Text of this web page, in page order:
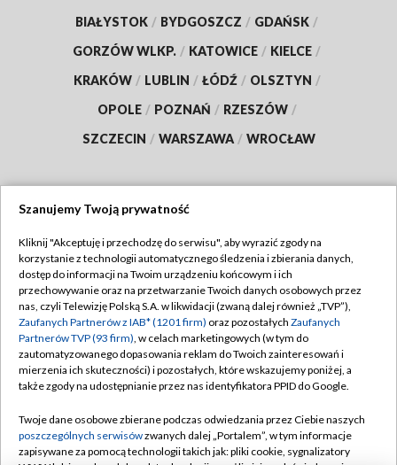
BIAŁYSTOK / BYDGOSZCZ / GDAŃSK /
GORZÓW WLKP. / KATOWICE / KIELCE /
KRAKÓW / LUBLIN / ŁÓDŹ / OLSZTYN /
OPOLE / POZNAŃ / RZESZÓW /
SZCZECIN / WARSZAWA / WROCŁAW
TVP
Abonament TVP
Emisja w TVP
Centrum informacji TVP
Naziemna Telewizja Cyfrowa
Rada Programowa
System NOS
Regulamin TVP
Polityka prywatności
Moje zgody
Pomoc
Kontakt
Szanujemy Twoją prywatność
Kliknij "Akceptuję i przechodzę do serwisu", aby wyrazić zgody na
korzystanie z technologii automatycznego śledzenia i zbierania danych,
dostęp do informacji na Twoim urządzeniu końcowym i ich
przechowywanie oraz na przetwarzanie Twoich danych osobowych przez
nas, czyli Telewizję Polską S.A. w likwidacji (zwaną dalej również „TVP”),
Zaufanych Partnerów z IAB* (1201 firm) oraz pozostałych Zaufanych
Partnerów TVP (93 firm), w celach marketingowych (w tym do
zautomatyzowanego dopasowania reklam do Twoich zainteresowań i
mierzenia ich skuteczności) i pozostałych, które wskazujemy poniżej, a
także zgody na udostępnianie przez nas identyfikatora PPID do Google.
Twoje dane osobowe zbierane podczas odwiedzania przez Ciebie naszych
poszczególnych serwisówzwanych dalej „Portalem”, w tym informacje
zapisywane za pomocą technologii takich jak: pliki cookie, sygnalizatory